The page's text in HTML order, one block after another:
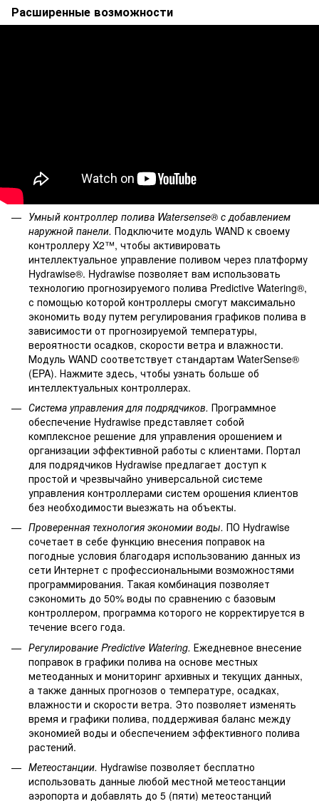
Расширенные возможности
Умный контроллер полива Watersense® с добавлением
наружной панели. Подключите модуль WAND к своему
контроллеру X2™, чтобы активировать
интеллектуальное управление поливом через платформу
Hydrawise®. Hydrawise позволяет вам использовать
технологию прогнозируемого полива Predictive Watering®,
с помощью которой контроллеры смогут максимально
экономить воду путем регулирования графиков полива в
зависимости от прогнозируемой температуры,
вероятности осадков, скорости ветра и влажности.
Модуль WAND соответствует стандартам WaterSense®
(EPA). Нажмите здесь, чтобы узнать больше об
интеллектуальных контроллерах.
Система управления для подрядчиков. Программное
обеспечение Hydrawise представляет собой
комплексное решение для управления орошением и
организации эффективной работы с клиентами. Портал
для подрядчиков Hydrawise предлагает доступ к
простой и чрезвычайно универсальной системе
управления контроллерами систем орошения клиентов
без необходимости выезжать на объекты.
Проверенная технология экономии воды. ПО Hydrawise
сочетает в себе функцию внесения поправок на
погодные условия благодаря использованию данных из
сети Интернет с профессиональными возможностями
программирования. Такая комбинация позволяет
сэкономить до 50% воды по сравнению с базовым
контроллером, программа которого не корректируется в
течение всего года.
Регулирование Predictive Watering. Ежедневное внесение
поправок в графики полива на основе местных
метеоданных и мониторинг архивных и текущих данных,
а также данных прогнозов о температуре, осадках,
влажности и скорости ветра. Это позволяет изменять
время и графики полива, поддерживая баланс между
экономией воды и обеспечением эффективного полива
растений.
Метеостанции. Hydrawise позволяет бесплатно
использовать данные любой местной метеостанции
аэропорта и добавлять до 5 (пяти) метеостанций